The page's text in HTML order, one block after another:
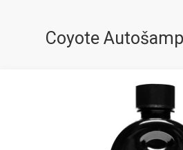
Coyote